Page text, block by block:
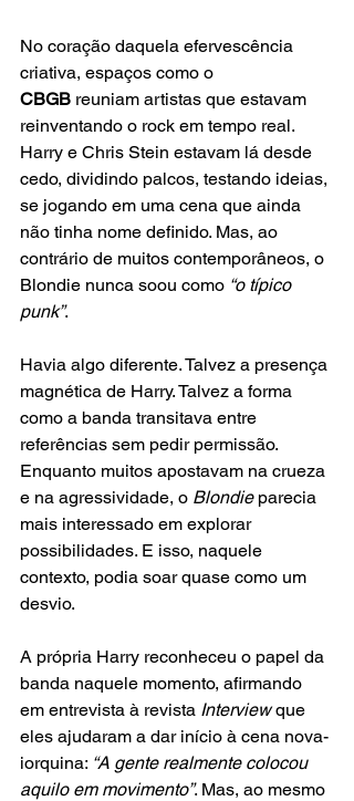
No coração daquela efervescência
criativa, espaços como o
CBGB reuniam artistas que estavam
reinventando o rock em tempo real.
Harry e Chris Stein estavam lá desde
cedo, dividindo palcos, testando ideias,
se jogando em uma cena que ainda
não tinha nome definido. Mas, ao
contrário de muitos contemporâneos, o
Blondie nunca soou como “o típico
punk”.
Havia algo diferente. Talvez a presença
magnética de Harry. Talvez a forma
como a banda transitava entre
referências sem pedir permissão.
Enquanto muitos apostavam na crueza
e na agressividade, o Blondie parecia
mais interessado em explorar
possibilidades. E isso, naquele
contexto, podia soar quase como um
desvio.
A própria Harry reconheceu o papel da
banda naquele momento, afirmando
em entrevista à revista Interview que
eles ajudaram a dar início à cena nova-
iorquina: “A gente realmente colocou
aquilo em movimento”. Mas, ao mesmo